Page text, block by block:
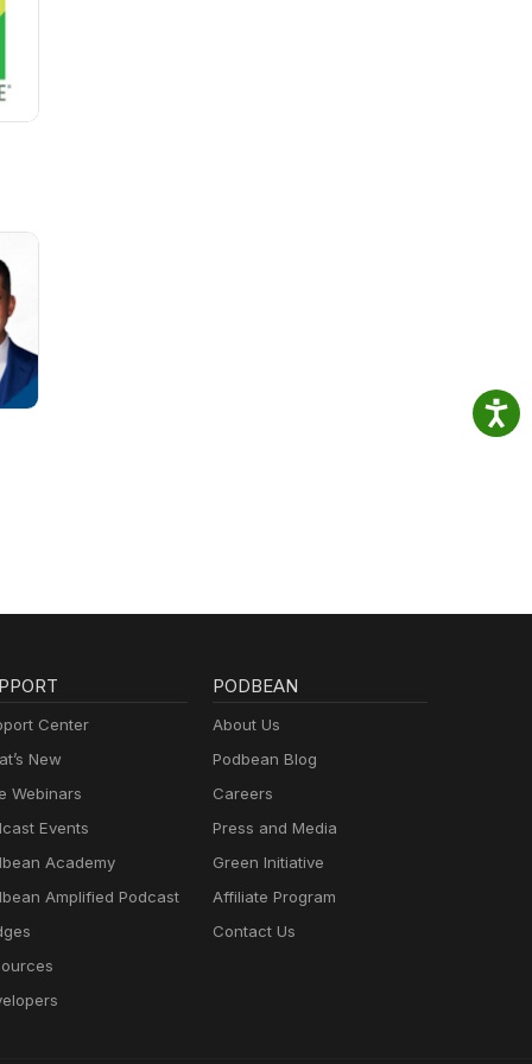
Center
New
Webinars
Events
Academy
Amplified Podcast
PODBEAN
About Us
Podbean Blog
Careers
Press and Media
Green Initiative
Affiliate Program
Contact Us